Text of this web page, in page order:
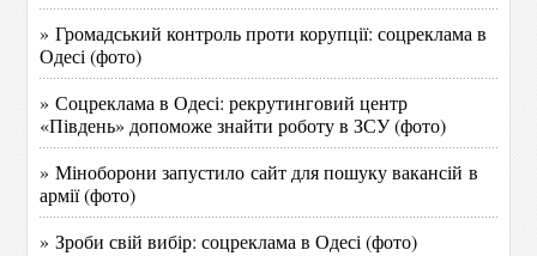
» Громадський контроль проти корупції: соцреклама в
Одесі (фото)
» Соцреклама в Одесі: рекрутинговий центр
«Південь» допоможе знайти роботу в ЗСУ (фото)
» Міноборони запустило сайт для пошуку вакансій в
армії (фото)
» Зроби свій вибір: соцреклама в Одесі (фото)